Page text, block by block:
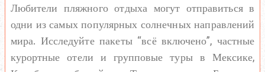
Любители пляжного отдыха могут отправиться в
одни из самых популярных солнечных направлений
мира. Исследуйте пакеты “всё включено”, частные
курортные отели и групповые туры в Мексике,